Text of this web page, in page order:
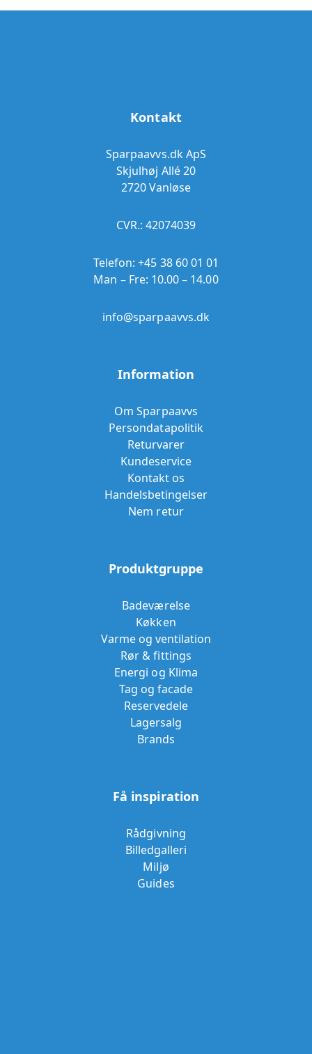
Kontakt
Sparpaavvs.dk ApS
Skjulhøj Allé 20
2720 Vanløse
CVR.: 42074039
Telefon:+45 38 60 01 01
Man – Fre: 10.00 – 14.00
info@sparpaavvs.dk
Information
Om Sparpaavvs
Persondatapolitik
Returvarer
Kundeservice
Kontakt os
Handelsbetingelser
Nem retur
Produktgruppe
Badeværelse
Køkken
Varme og ventilation
Rør & fittings
Energi og Klima
Tag og facade
Reservedele
Lagersalg
Brands
Få inspiration
Rådgivning
Billedgalleri
Miljø
Guides